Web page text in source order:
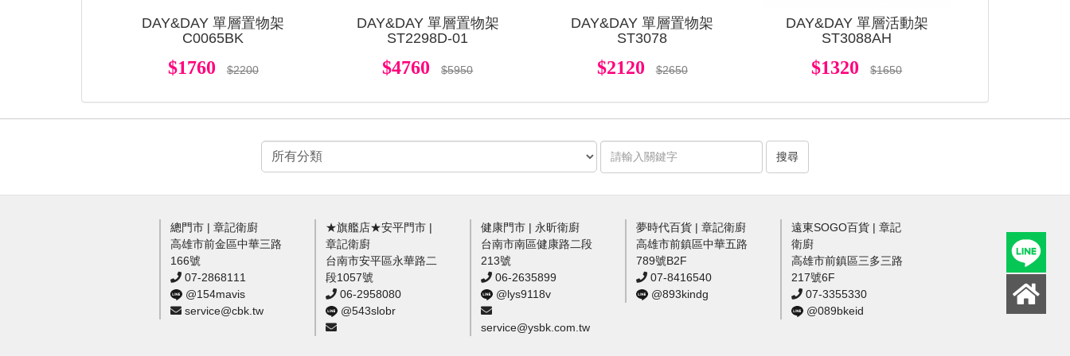
DAY&DAY 單層置物架
C0065BK
$1760 $2200
DAY&DAY 單層置物架
ST2298D-01
$4760 $5950
DAY&DAY 單層置物架
ST3078
$2120 $2650
DAY&DAY 單層活動架
ST3088AH
$1320 $1650
搜尋
總門市 | 章記衛廚
高雄市前金區中華三路
166號
07-2868111
@154mavis
service@cbk.tw
★旗艦店★安平門市 |
章記衛廚
台南市安平區永華路二
段1057號
06-2958080
@543slobr
健康門市 | 永昕衛廚
台南市南區健康路二段
213號
06-2635899
@lys9118v
service@ysbk.com.tw
夢時代百貨 | 章記衛廚
高雄市前鎮區中華五路
789號B2F
07-8416540
@893kindg
遠東SOGO百貨 | 章記
衛廚
高雄市前鎮區三多三路
217號6F
07-3355330
@089bkeid